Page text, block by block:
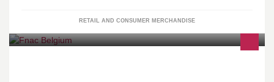
RETAIL AND CONSUMER MERCHANDISE